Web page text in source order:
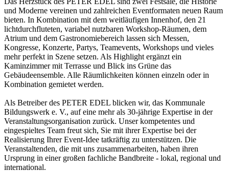
und Moderne vereinen und zahlreichen Eventformaten neuen Raum
bieten. In Kombination mit dem weitläufigen Innenhof, den 21
lichtdurchfluteten, variabel nutzbaren Workshop-Räumen, dem
Atrium und dem Gastronomiebereich lassen sich Messen,
Kongresse, Konzerte, Partys, Teamevents, Workshops und vieles
mehr perfekt in Szene setzen. Als Highlight ergänzt ein
Kaminzimmer mit Terrasse und Blick ins Grüne das
Gebäudeensemble. Alle Räumlichkeiten können einzeln oder in
Kombination gemietet werden.
Als Betreiber des PETER EDEL blicken wir, das Kommunale
Bildungswerk e. V., auf eine mehr als 30-jährige Expertise in der
Veranstaltungsorganisation zurück. Unser kompetentes und
eingespieltes Team freut sich, Sie mit ihrer Expertise bei der
Realisierung Ihrer Event-Idee tatkräftig zu unterstützen. Die
Veranstaltenden, die mit uns zusammenarbeiten, haben ihren
Ursprung in einer großen fachliche Bandbreite - lokal, regional und
international.